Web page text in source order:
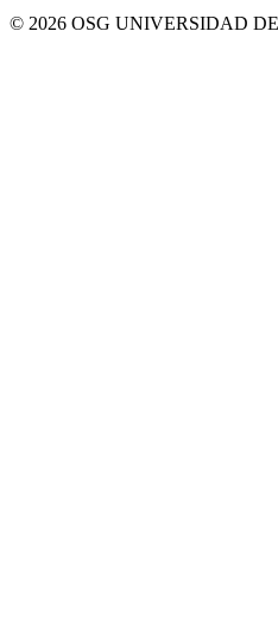
© 2026 OSG UNIVERSIDAD